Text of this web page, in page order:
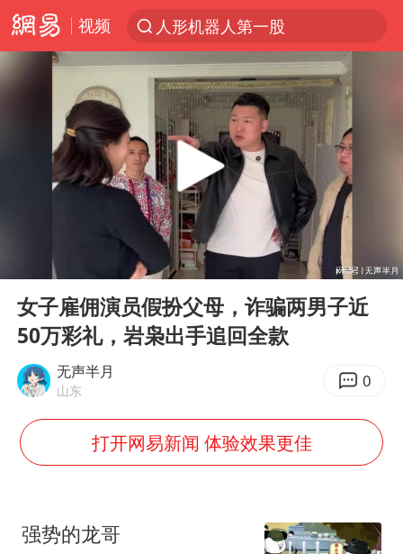
视频
人形机器人第一股
多地银行上调存款利率
上海地铁4条线路全线停运
4.2平卫生间补漏注胶花1.55万
白海豚路径图
宇树申购 中一签有望赚20万元
今日有3只新股申购
武汉3名城管协管员殴打摊主被刑拘
NBA传奇教练老尼尔森去世
手机真会“偷听”我们说话吗
轰-6K到底是不是战略轰炸机
面对面丨蔡磊：与渐冻症抗争 纵使不敌 也不屈服
Play
00:00 10:14
女子雇佣演员假扮父母，诈骗两男子近
50万彩礼，岩枭出手追回全款
无声半月
山东 0
打开网易新闻 体验效果更佳
强势的龙哥